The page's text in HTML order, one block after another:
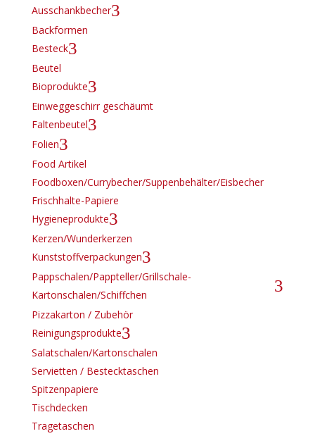
Ausschankbecher3
Backformen
Besteck3
Beutel
Bioprodukte3
Einweggeschirr geschäumt
Faltenbeutel3
Folien3
Food Artikel
Foodboxen/Currybecher/Suppenbehälter/Eisbecher
Frischhalte-Papiere
Hygieneprodukte3
Kerzen/Wunderkerzen
Kunststoffverpackungen3
Pappschalen/Pappteller/Grillschale-
Kartonschalen/Schiffchen
3
Pizzakarton / Zubehör
Reinigungsprodukte3
Salatschalen/Kartonschalen
Servietten / Bestecktaschen
Spitzenpapiere
Tischdecken
Tragetaschen